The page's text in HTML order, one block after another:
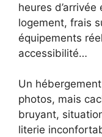
heures
logement, frais
équipements
accessibilité…
Un
photos, mais
bruyant,
literie